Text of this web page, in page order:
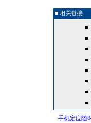
■ 相关链接